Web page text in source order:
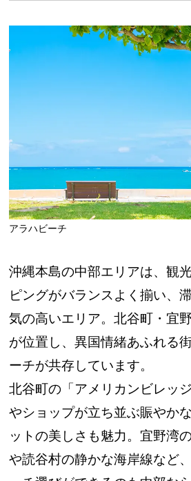
アラハビーチ
沖縄本島の中部エリアは、観
ピングがバランスよく揃い、
気の高いエリア。北谷町・宜
が位置し、異国情緒あふれる
ーチが共存しています。
北谷町の「アメリカンビレッ
やショップが立ち並ぶ賑やか
ットの美しさも魅力。宜野湾
や読谷村の静かな海岸線など